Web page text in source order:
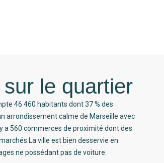
le quartier
46 460 habitants dont 37 % des
arrondissement calme de Marseille avec
a 560 commerces de proximité dont des
ville est bien desservie en
ne possédant pas de voiture.